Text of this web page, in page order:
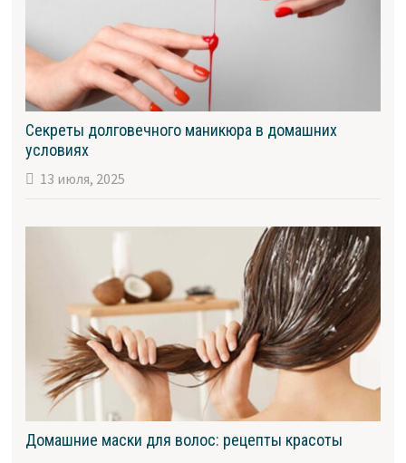
Секреты долговечного маникюра в домашних
условиях
13 июля, 2025
Домашние маски для волос: рецепты красоты